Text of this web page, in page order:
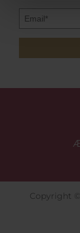
Copyright